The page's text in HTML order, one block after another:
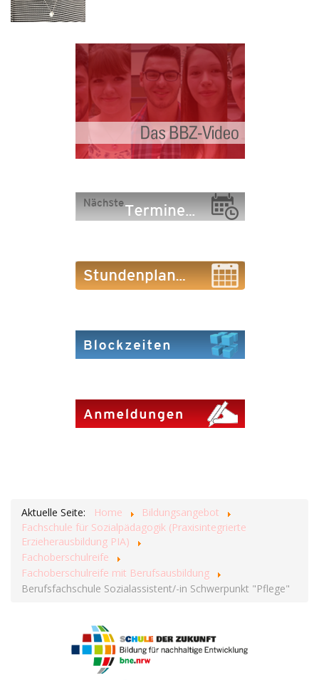
Aktuelle Seite: Home
Bildungsangebot
Fachschule für Sozialpädagogik (Praxisintegrierte
Erzieherausbildung PIA)
Fachoberschulreife
Fachoberschulreife mit Berufsausbildung
Berufsfachschule Sozialassistent/-in Schwerpunkt "Pflege"